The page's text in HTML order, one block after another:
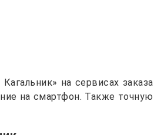
на сервисах заказа
на смартфон. Также точную